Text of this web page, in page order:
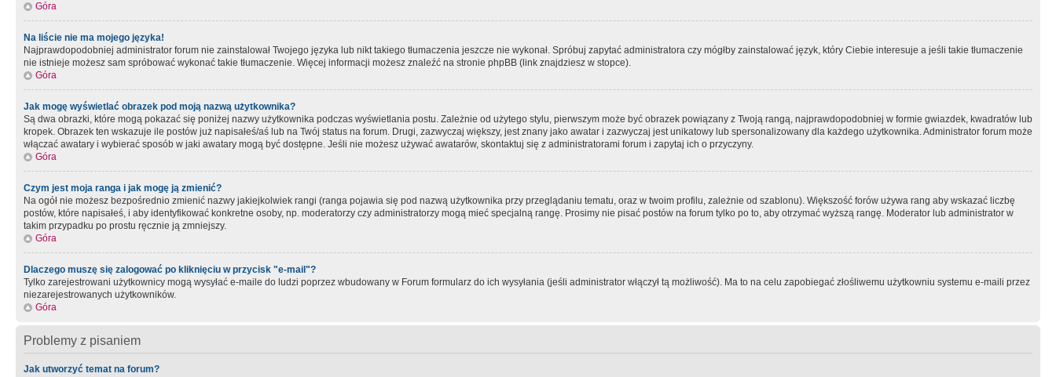
Góra
Na liście nie ma mojego języka!
Najprawdopodobniej administrator forum nie zainstalował Twojego języka lub nikt takiego tłumaczenia jeszcze nie wykonał. Spróbuj zapytać administratora czy mógłby zainstalować język, który Ciebie interesuje a jeśli takie tłumaczenie
nie istnieje możesz sam spróbować wykonać takie tłumaczenie. Więcej informacji możesz znaleźć na stronie phpBB (link znajdziesz w stopce).
Góra
Jak mogę wyświetlać obrazek pod moją nazwą użytkownika?
Są dwa obrazki, które mogą pokazać się poniżej nazwy użytkownika podczas wyświetlania postu. Zależnie od użytego stylu, pierwszym może być obrazek powiązany z Twoją rangą, najprawdopodobniej w formie gwiazdek, kwadratów lub
kropek. Obrazek ten wskazuje ile postów już napisałeś/aś lub na Twój status na forum. Drugi, zazwyczaj większy, jest znany jako awatar i zazwyczaj jest unikatowy lub spersonalizowany dla każdego użytkownika. Administrator forum może
włączać awatary i wybierać sposób w jaki awatary mogą być dostępne. Jeśli nie możesz używać awatarów, skontaktuj się z administratorami forum i zapytaj ich o przyczyny.
Góra
Czym jest moja ranga i jak mogę ją zmienić?
Na ogół nie możesz bezpośrednio zmienić nazwy jakiejkolwiek rangi (ranga pojawia się pod nazwą użytkownika przy przeglądaniu tematu, oraz w twoim profilu, zależnie od szablonu). Większość forów używa rang aby wskazać liczbę
postów, które napisałeś, i aby identyfikować konkretne osoby, np. moderatorzy czy administratorzy mogą mieć specjalną rangę. Prosimy nie pisać postów na forum tylko po to, aby otrzymać wyższą rangę. Moderator lub administrator w
takim przypadku po prostu ręcznie ją zmniejszy.
Góra
Dlaczego muszę się zalogować po kliknięciu w przycisk "e-mail"?
Tylko zarejestrowani użytkownicy mogą wysyłać e-maile do ludzi poprzez wbudowany w Forum formularz do ich wysyłania (jeśli administrator włączył tą możliwość). Ma to na celu zapobiegać złośliwemu użytkowniu systemu e-maili przez
niezarejestrowanych użytkowników.
Góra
Problemy z pisaniem
Jak utworzyć temat na forum?